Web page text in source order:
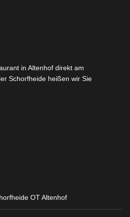
in Altenhof direkt am
Schorfheide heißen wir Sie
OT Altenhof